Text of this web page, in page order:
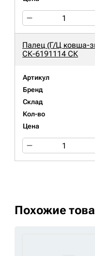
Палец (Г/Ц ковша-
СК-6191114 СК
Артикул
Бренд
Склад
Кол-во
Цена
Похожие